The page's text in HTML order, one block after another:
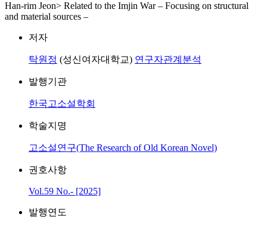
Han-rim Jeon> Related to the Imjin War – Focusing on structural
and material sources –
저자
탁원정 (성신여자대학교) 연구자관계분석
발행기관
한국고소설학회
학술지명
고소설연구(The Research of Old Korean Novel)
권호사항
Vol.59 No.- [2025]
발행연도